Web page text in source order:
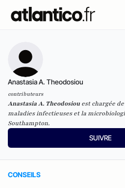
Anastasia A. Theodosiou
contributeurs
Anastasia A. Theodosiou est chargée
maladies infectieuses et la
Southampton.
SUIVRE
CONSEILS